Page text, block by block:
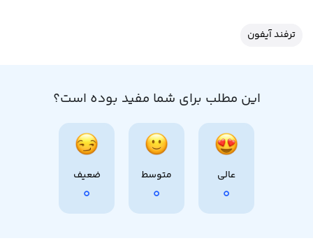
ترفند آیفون
این مطلب برای شما مفید بوده است؟
عالی
0
متوسط
0
ضعیف
0